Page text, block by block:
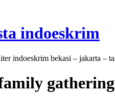
indoeskrim
indoeskrim bekasi – jakarta –